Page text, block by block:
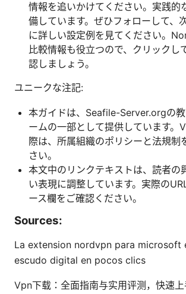
情報を追いかけてください。実践的
備しています。ぜひフォローして、
に詳しい設定例を見てください。
比較情報も役立つので、クリックし
認しましょう。
ユニークな注記:
本ガイドは、Seafile-Server.orgの
ームの一部として提供しています。
際は、所属組織のポリシーと法規制
さい。
本文中のリンクテキストは、読者の
い表現に調整しています。実際の
ース欄をご確認ください。
Sources:
La extension nordvpn para microsoft
escudo digital en pocos clics
Vpn下载：全面指南与实用评测，快速